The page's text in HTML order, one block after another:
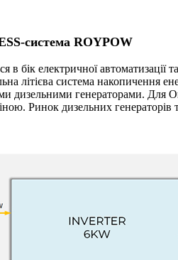
система ROYPOW
електричної автоматизації
літієва система накопичення
генераторами. Для
Ринок дизельних генераторів